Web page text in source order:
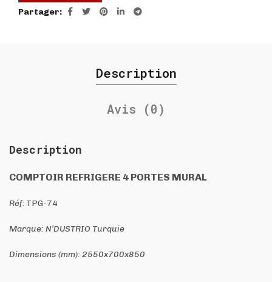
Partager
Description
Avis (0)
Description
COMPTOIR REFRIGERE 4 PORTES MURAL
Réf: TPG-74
Marque: N’DUSTRIO Turquie
Dimensions (mm): 2550x700x850